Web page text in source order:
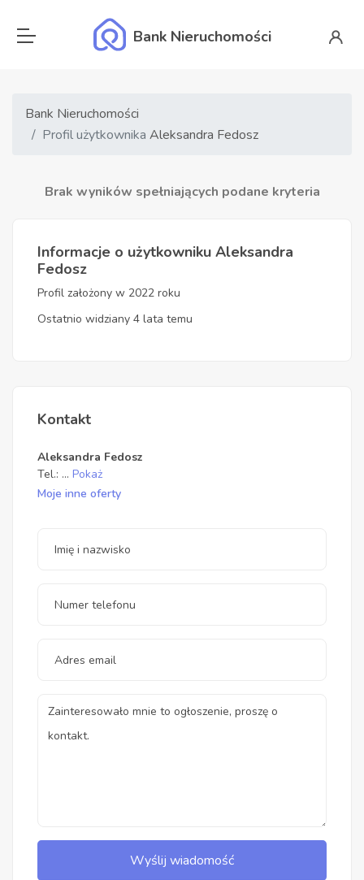
Bank Nieruchomości
Bank Nieruchomości
Profil użytkownika Aleksandra Fedosz
Brak wyników spełniających podane kryteria
Informacje o użytkowniku Aleksandra
Fedosz
Profil założony w 2022 roku
Ostatnio widziany 4 lata temu
Kontakt
Aleksandra Fedosz
Tel.: ... Pokaż
Moje inne oferty
Wyślij wiadomość